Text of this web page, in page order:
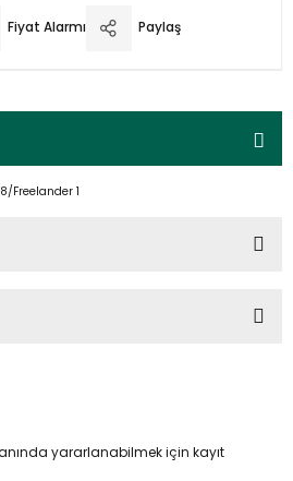
Fiyat Alarmı Paylaş
Freelander 1
ederiz.
yararlanabilmek için kayıt